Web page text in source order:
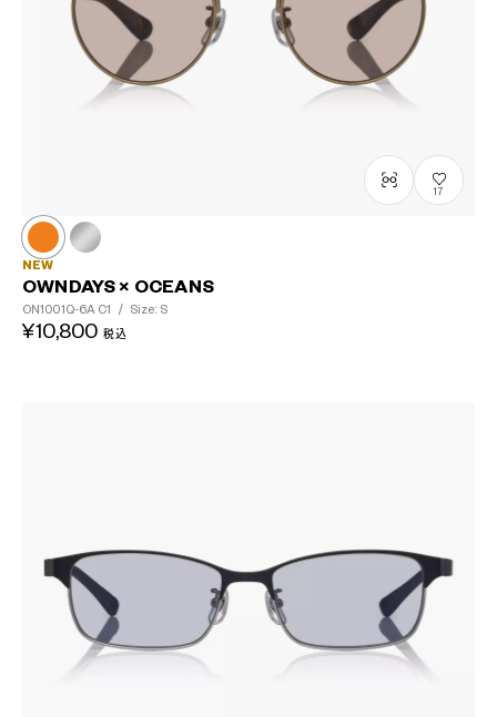
17
NEW
OWNDAYS × OCEANS
ON1001Q-6A C1 / Size: S
¥10,800 税込